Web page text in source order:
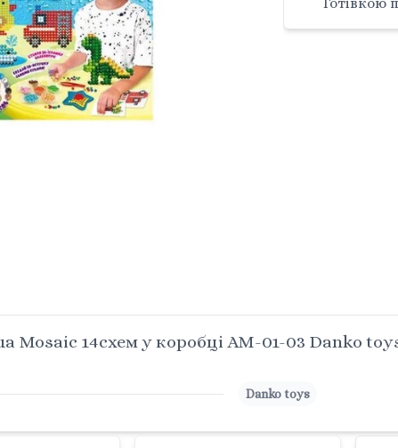
Mosaic 14схем у коробці AM-01-03 Danko
Danko toys